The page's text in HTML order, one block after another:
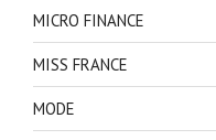
MICRO FINANCE
MISS FRANCE
MODE